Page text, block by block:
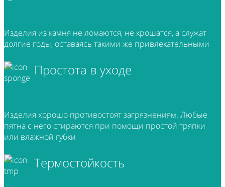
Изделия из камня не ломаются, не крошатся, а служат
долгие годы, оставаясь такими же привлекательными
Простота в уходе
Изделия хорошо противостоят загрязнениям. Любые
пятна с него стираются при помощи простой тряпки
или влажной губки
Термостойкость